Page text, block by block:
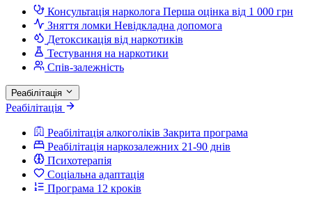
Консультація нарколога Перша оцінка від 1 000 грн
Зняття ломки Невідкладна допомога
Детоксикація від наркотиків
Тестування на наркотики
Спів-залежність
Реабілітація
Реабілітація
Реабілітація алкоголіків Закрита програма
Реабілітація наркозалежних 21-90 днів
Психотерапія
Соціальна адаптація
Програма 12 кроків